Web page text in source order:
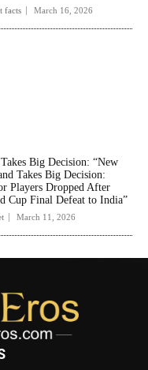
facts March 16, 2026
Big Decision: “New
Takes Big Decision:
Players Dropped After
Cup Final Defeat to India”
March 11, 2026